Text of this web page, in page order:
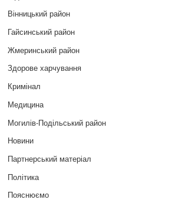
Вінницький район
Гайсинський район
Жмеринський район
Здорове харчування
Кримінал
Медицина
Могилів-Подільський район
Новини
Партнерський матеріал
Політика
Пояснюємо